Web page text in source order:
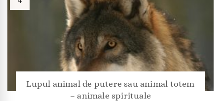
Lupul animal de putere sau animal totem
– animale spirituale